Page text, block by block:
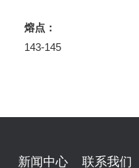
熔点：
143-145
新闻中心 联系我们